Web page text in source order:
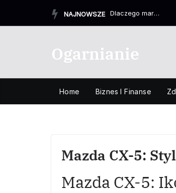
NAJNOWSZE Dlaczego marka Orbea jest ceniona przez rowerzystów
Ogarnianie
Home Biznes I Finanse
Mazda CX-5:
Mazda CX-5: